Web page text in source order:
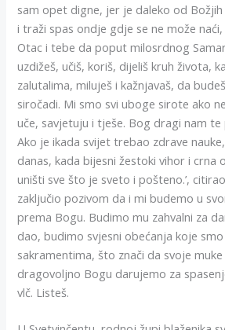
sam opet digne, jer je daleko od Božjih
i traži spas ondje gdje se ne može
Otac i tebe da poput milosrdnog
uzdižeš, učiš, koriš, dijeliš kruh života,
zalutalima, miluješ i kažnjavaš, da
siročadi. Mi smo svi uboge sirote ako
uče, savjetuju i tješe. Bog dragi nam te
Ako je ikada svijet trebao zdrave
danas, kada bijesni žestoki vihor i crna
uništi sve što je sveto i pošteno.’,
zaključio pozivom da i mi budemo u
prema Bogu. Budimo mu zahvalni za
dao, budimo svjesni obećanja koje
sakramentima, što znači da svoje muke
dragovoljno Bogu darujemo za
vlč. Listeš.